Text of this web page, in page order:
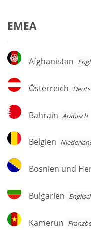
EMEA
Afghanistan
Afghanistan
Österreich
Österreich
Bahrain
Bahrain Arabisch
Belgien
Belgien
Bosnien
und
Bosnien und
Bulgarien
Bulgarien
Kamerun
Kamerun